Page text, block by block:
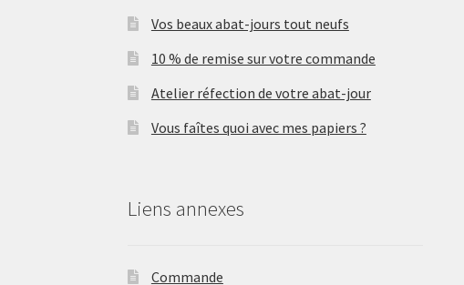
Vos beaux abat-jours tout neufs
10 % de remise sur votre commande
Atelier réfection de votre abat-jour
Vous faîtes quoi avec mes papiers ?
Liens annexes
Commande